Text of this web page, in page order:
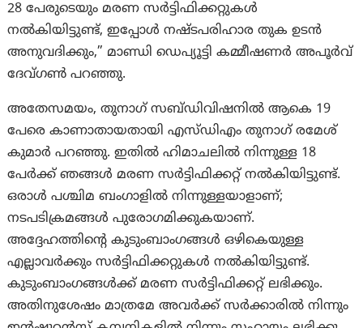
28 പേരുടെയും മരണ സർട്ടിഫിക്കറ്റുകൾ
നൽകിയിട്ടുണ്ട്, ഇപ്പോൾ നഷ്ടപരിഹാര തുക ഉടൻ
അനുവദിക്കും,” മാണ്ഡി ഡെപ്യൂട്ടി കമ്മീഷണർ അപൂർവ്
ദേവ്ഗൺ പറഞ്ഞു.
അതേസമയം, തുനാഗ് സബ്ഡിവിഷനിൽ ആകെ 19
പേരെ കാണാതായതായി എസ്ഡിഎം തുനാഗ് രമേശ്
കുമാർ പറഞ്ഞു. ഇതിൽ ഹിമാചലിൽ നിന്നുള്ള 18
പേർക്ക് ഞങ്ങൾ മരണ സർട്ടിഫിക്കറ്റ് നൽകിയിട്ടുണ്ട്.
ഒരാൾ പശ്ചിമ ബംഗാളിൽ നിന്നുള്ളയാളാണ്;
നടപടിക്രമങ്ങൾ പുരോഗമിക്കുകയാണ്.
അദ്ദേഹത്തിന്റെ കുടുംബാംഗങ്ങൾ ഒഴികെയുള്ള
എല്ലാവർക്കും സർട്ടിഫിക്കറ്റുകൾ നൽകിയിട്ടുണ്ട്.
കുടുംബാംഗങ്ങൾക്ക് മരണ സർട്ടിഫിക്കറ്റ് ലഭിക്കും.
അതിനുശേഷം മാത്രമേ അവർക്ക് സർക്കാരിൽ നിന്നും